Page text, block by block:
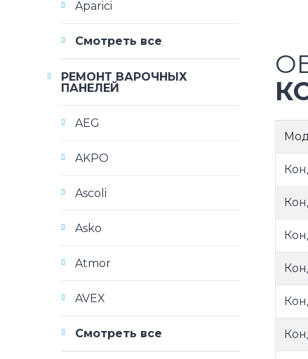
Aparici
Смотреть все
РЕМОНТ ВАРОЧНЫХ
ПАНЕЛЕЙ
AEG
AKPO
Ascoli
Asko
Atmor
AVEX
Смотреть все